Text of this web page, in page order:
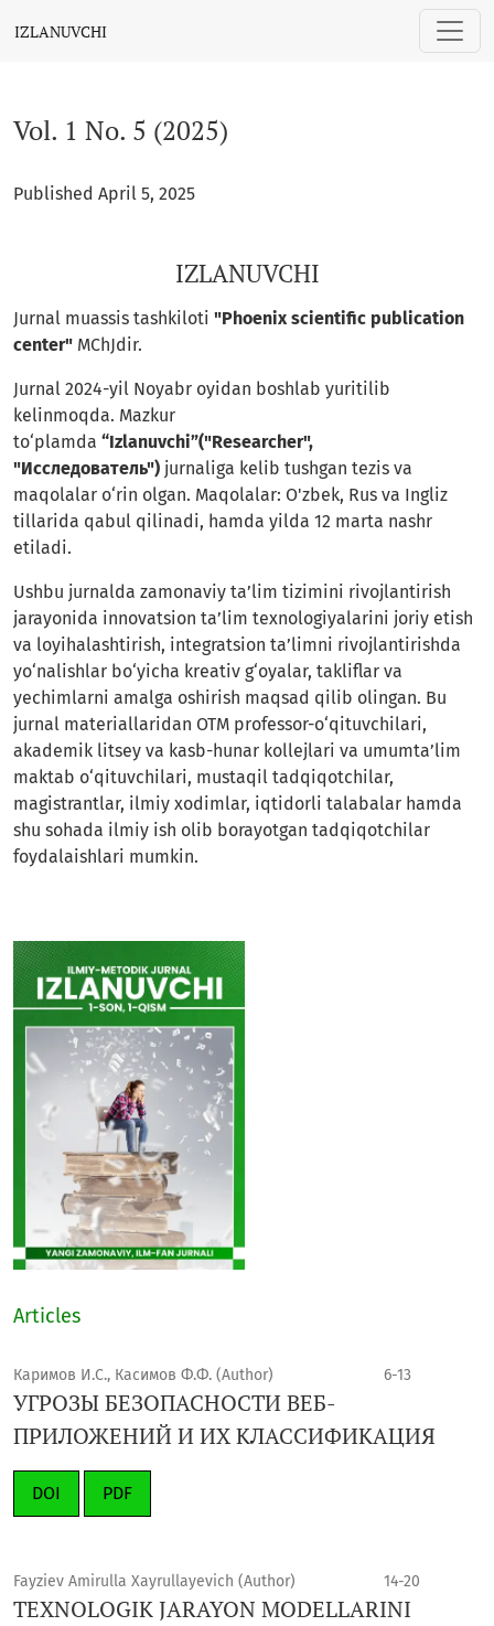
IZLANUVCHI
Vol. 1 No. 5 (2025)
Published April 5, 2025
IZLANUVCHI
Jurnal muassis tashkiloti "Phoenix scientific publication
center" MChJdir.
Jurnal 2024-yil Noyabr oyidan boshlab yuritilib
kelinmoqda. Mazkur
to‘plamda “Izlanuvchi”("Researcher",
"Исследователь") jurnaliga kelib tushgan tezis va
maqolalar o‘rin olgan. Maqolalar: O'zbek, Rus va Ingliz
tillarida qabul qilinadi, hamda yilda 12 marta nashr
etiladi.
Ushbu jurnalda zamonaviy ta’lim tizimini rivojlantirish
jarayonida innovatsion ta’lim texnologiyalarini joriy etish
va loyihalashtirish, integratsion ta’limni rivojlantirishda
yo‘nalishlar bo‘yicha kreativ g‘oyalar, takliflar va
yechimlarni amalga oshirish maqsad qilib olingan. Bu
jurnal materiallaridan OTM professor-o‘qituvchilari,
akademik litsey va kasb-hunar kollejlari va umumta’lim
maktab o‘qituvchilari, mustaqil tadqiqotchilar,
magistrantlar, ilmiy xodimlar, iqtidorli talabalar hamda
shu sohada ilmiy ish olib borayotgan tadqiqotchilar
foydalaishlari mumkin.
Articles
Каримов И.С., Касимов Ф.Ф. (Author) 6-13
УГРОЗЫ БЕЗОПАСНОСТИ ВЕБ-
ПРИЛОЖЕНИЙ И ИХ КЛАССИФИКАЦИЯ
DOI PDF
Fayziev Amirulla Xayrullayevich (Author) 14-20
TEXNOLOGIK JARAYON MODELLARINI